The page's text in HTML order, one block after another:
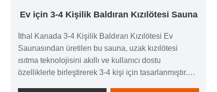
Ev için 3-4 Kişilik Baldıran Kızılötesi Sauna
İthal Kanada 3-4 Kişilik Baldıran Kızılötesi Ev
Saunasından üretilen bu sauna, uzak kızılötesi
ısıtma teknolojisini akıllı ve kullanıcı dostu
özelliklerle birleştirerek 3-4 kişi için tasarlanmıştır.